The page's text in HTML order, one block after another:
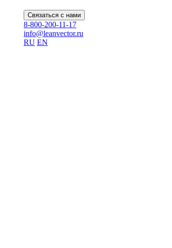
Связаться с нами
8-800-200-11-17
info@leanvector.ru
RU EN